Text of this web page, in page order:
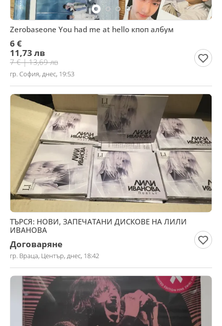
Zerobaseone You had me at hello кпоп албум
6 €
11,73 лв
7 € | 13,69 лв
гр. София, днес, 19:53
ТЪРСЯ: НОВИ, ЗАПЕЧАТАНИ ДИСКОВЕ НА ЛИЛИ
ИВАНОВА
Договаряне
гр. Враца, Център, днес, 18:42